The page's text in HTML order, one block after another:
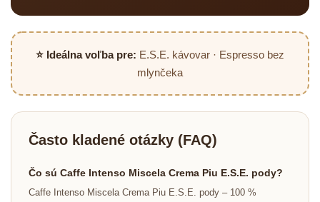
⭐ Ideálna voľba pre: E.S.E. kávovar · Espresso bez
mlynčeka
Často kladené otázky (FAQ)
Čo sú Caffe Intenso Miscela Crema Piu E.S.E. pody?
Caffe Intenso Miscela Crema Piu E.S.E. pody – 100 %